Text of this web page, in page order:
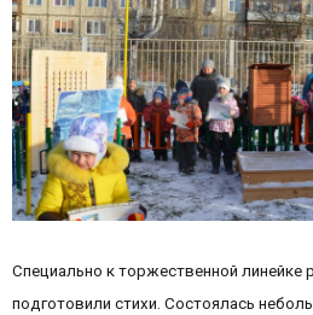
Специально к торжественной линейке
подготовили стихи. Состоялась